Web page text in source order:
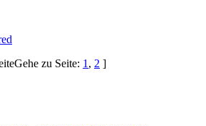
Gehe zu Seite: 1 , 2 ]